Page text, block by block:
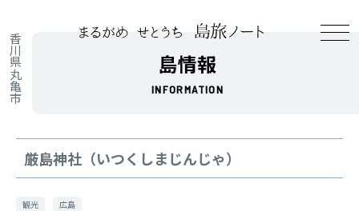
香川県丸亀市 島情報
INFORMATION
厳島神社（いつくしまじんじゃ）
観光 広島